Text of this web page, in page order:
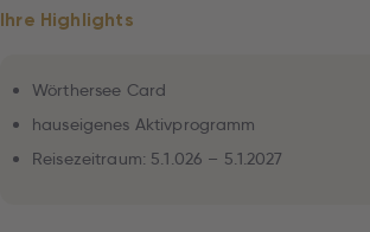
Ihre Highlights
Wörthersee Card
hauseigenes Aktivprogramm
Reisezeitraum: 5.1.026 – 5.1.2027